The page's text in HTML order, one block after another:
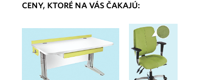
CENY, KTORÉ NA VÁS ČAKAJÚ: